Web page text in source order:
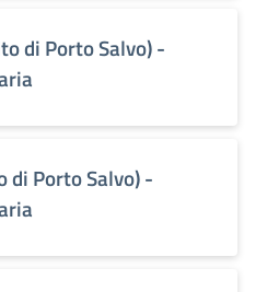
di Porto Salvo) -
di Porto Salvo) -